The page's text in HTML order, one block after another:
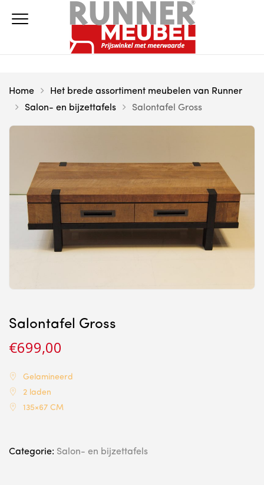
Home
Het brede assortiment meubelen van Runner
Salon- en bijzettafels
Salontafel Gross
Salontafel Gross
€699,00
Gelamineerd
2 laden
135×67 CM
Categorie: Salon- en bijzettafels